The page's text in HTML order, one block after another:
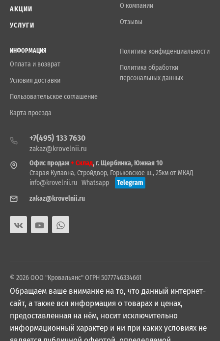
АКЦИИ
УСЛУГИ
О компании
Отзывы
ИНФОРМАЦИЯ
Оплата и возврат
Условия доставки
Пользовательское соглашение
Карта проезда
Политика конфиденциальности
Политика обработки
персональных данных
+7(495) 133 7630
zakaz@krovelnii.ru
Офис продаж+ Склад, г. Щербинка, Южная 10
Старая Купавна, Стройдвор, Горьковское ш., 25км от МКАД
info@krovelnii.ru Whatsapp
Telegram
zakaz@krovelnii.ru
© 2026 ООО "Кровальянс" ОГРН 5077746334661
Обращаем ваше внимание на то, что данный интернет-
сайт, а также вся информация о товарах и ценах,
предоставленная на нём, носит исключительно
информационный характер и ни при каких условиях не